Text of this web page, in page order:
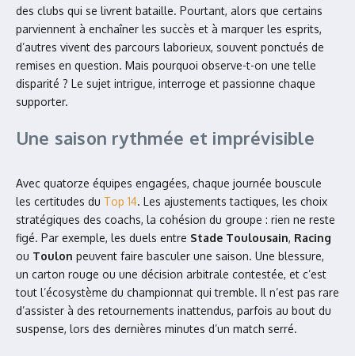
des clubs qui se livrent bataille. Pourtant, alors que certains
parviennent à enchaîner les succès et à marquer les esprits,
d’autres vivent des parcours laborieux, souvent ponctués de
remises en question. Mais pourquoi observe-t-on une telle
disparité ? Le sujet intrigue, interroge et passionne chaque
supporter.
Une saison rythmée et imprévisible
Avec quatorze équipes engagées, chaque journée bouscule
les certitudes du Top 14. Les ajustements tactiques, les choix
stratégiques des coachs, la cohésion du groupe : rien ne reste
figé. Par exemple, les duels entre Stade Toulousain, Racing
ou Toulon peuvent faire basculer une saison. Une blessure,
un carton rouge ou une décision arbitrale contestée, et c’est
tout l’écosystème du championnat qui tremble. Il n’est pas rare
d’assister à des retournements inattendus, parfois au bout du
suspense, lors des dernières minutes d’un match serré.